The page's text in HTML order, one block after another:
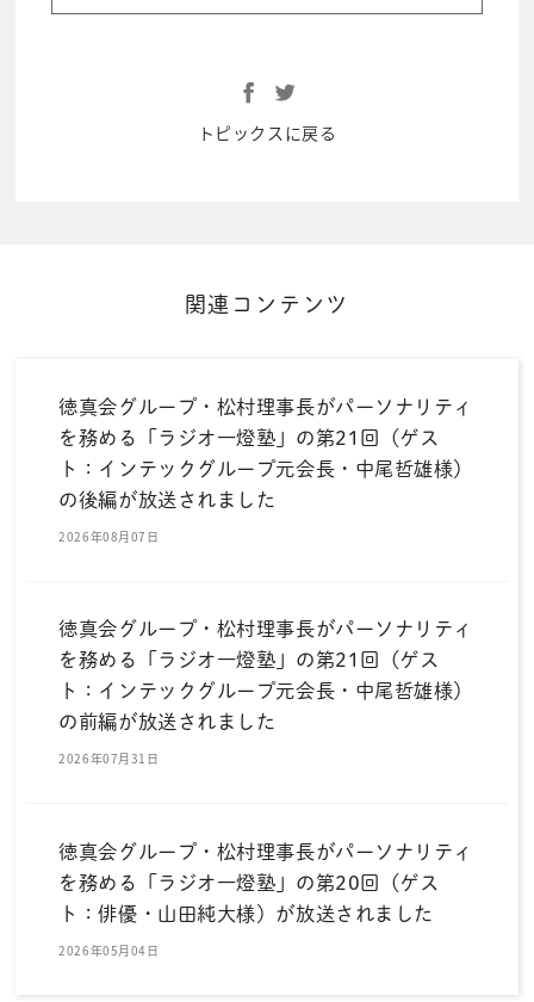
トピックスに戻る
関連コンテンツ
徳真会グループ・松村理事長がパーソナリティ
を務める「ラジオ一燈塾」の第21回（ゲス
ト：インテックグループ元会長・中尾哲雄様）
の後編が放送されました
2026年08月07日
徳真会グループ・松村理事長がパーソナリティ
を務める「ラジオ一燈塾」の第21回（ゲス
ト：インテックグループ元会長・中尾哲雄様）
の前編が放送されました
2026年07月31日
徳真会グループ・松村理事長がパーソナリティ
を務める「ラジオ一燈塾」の第20回（ゲス
ト：俳優・山田純大様）が放送されました
2026年05月04日